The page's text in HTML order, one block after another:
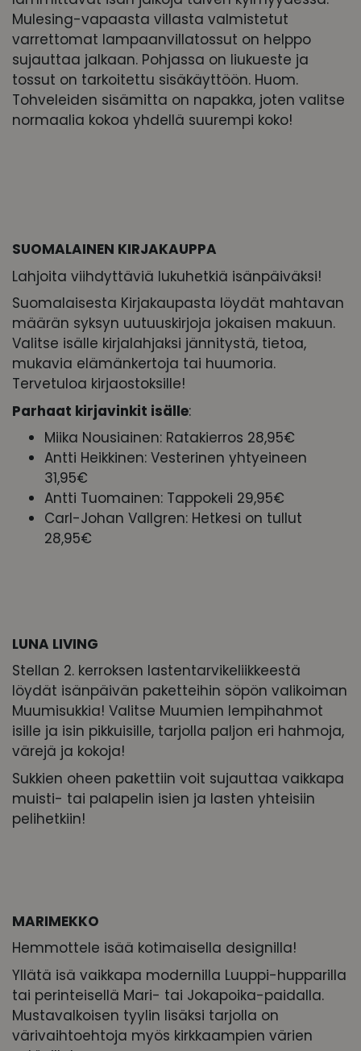
Mulesing-vapaasta villasta valmistetut
varrettomat lampaanvillatossut on helppo
sujauttaa jalkaan. Pohjassa on liukueste ja
tossut on tarkoitettu sisäkäyttöön. Huom.
Tohveleiden sisämitta on napakka, joten valitse
normaalia kokoa yhdellä suurempi koko!
SUOMALAINEN KIRJAKAUPPA
Lahjoita viihdyttäviä lukuhetkiä isänpäiväksi!
Suomalaisesta Kirjakaupasta löydät mahtavan
määrän syksyn uutuuskirjoja jokaisen makuun.
Valitse isälle kirjalahjaksi jännitystä, tietoa,
mukavia elämänkertoja tai huumoria.
Tervetuloa kirjaostoksille!
Parhaat kirjavinkit isälle:
Miika Nousiainen: Ratakierros 28,95€
Antti Heikkinen: Vesterinen yhtyeineen
31,95€
Antti Tuomainen: Tappokeli 29,95€
Carl-Johan Vallgren: Hetkesi on tullut
28,95€
LUNA LIVING
Stellan 2. kerroksen lastentarvikeliikkeestä
löydät isänpäivän paketteihin söpön valikoiman
Muumisukkia! Valitse Muumien lempihahmot
isille ja isin pikkuisille, tarjolla paljon eri hahmoja,
värejä ja kokoja!
Sukkien oheen pakettiin voit sujauttaa vaikkapa
muisti- tai palapelin isien ja lasten yhteisiin
pelihetkiin!
MARIMEKKO
Hemmottele isää kotimaisella designilla!
Yllätä isä vaikkapa modernilla Luuppi-hupparilla
tai perinteisellä Mari- tai Jokapoika-paidalla.
Mustavalkoisen tyylin lisäksi tarjolla on
värivaihtoehtoja myös kirkkaampien värien